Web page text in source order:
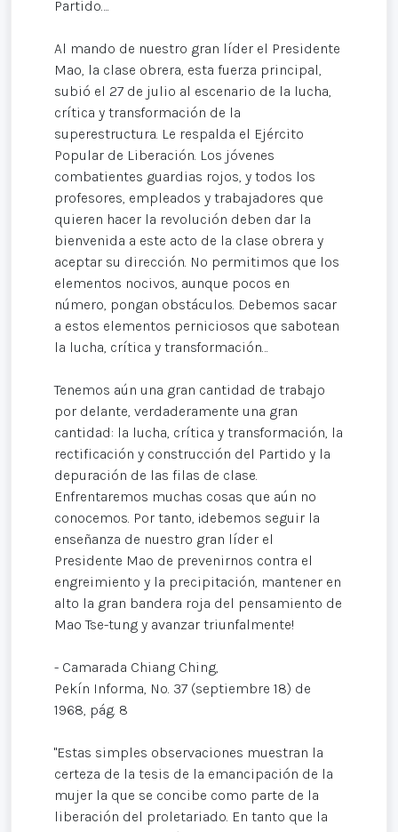
Partido….
Al mando de nuestro gran líder el Presidente
Mao, la clase obrera, esta fuerza principal,
subió el 27 de julio al escenario de la lucha,
crítica y transformación de la
superestructura. Le respalda el Ejército
Popular de Liberación. Los jóvenes
combatientes guardias rojos, y todos los
profesores, empleados y trabajadores que
quieren hacer la revolución deben dar la
bienvenida a este acto de la clase obrera y
aceptar su dirección. No permitimos que los
elementos nocivos, aunque pocos en
número, pongan obstáculos. Debemos sacar
a estos elementos perniciosos que sabotean
la lucha, crítica y transformación…
Tenemos aún una gran cantidad de trabajo
por delante, verdaderamente una gran
cantidad: la lucha, crítica y transformación, la
rectificación y construcción del Partido y la
depuración de las filas de clase.
Enfrentaremos muchas cosas que aún no
conocemos. Por tanto, ¡debemos seguir la
enseñanza de nuestro gran líder el
Presidente Mao de prevenirnos contra el
engreimiento y la precipitación, mantener en
alto la gran bandera roja del pensamiento de
Mao Tse-tung y avanzar triunfalmente!
- Camarada Chiang Ching,
Pekín Informa, No. 37 (septiembre 18) de
1968, pág. 8
"Estas simples observaciones muestran la
certeza de la tesis de la emancipación de la
mujer la que se concibe como parte de la
liberación del proletariado. En tanto que la